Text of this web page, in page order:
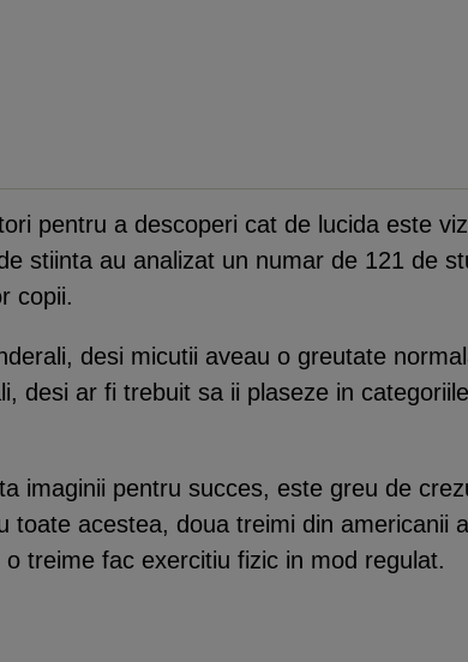
pentru a descoperi cat de lucida este
stiinta au analizat un numar de 121 de
copii.
desi micutii aveau o greutate
desi ar fi trebuit sa ii plaseze in categoriile
imaginii pentru succes, este greu de
acestea, doua treimi din americanii
o treime fac exercitiu fizic in mod regulat.